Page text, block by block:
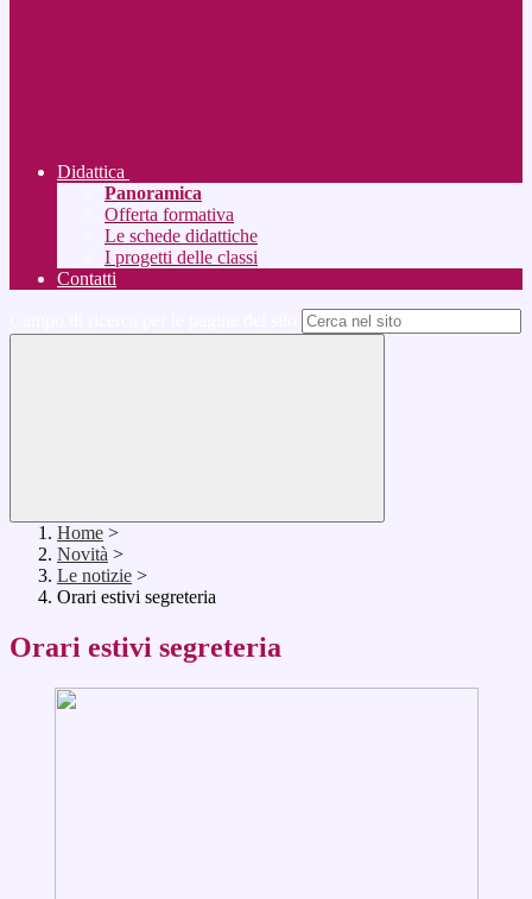
Didattica
Panoramica
Offerta formativa
Le schede didattiche
I progetti delle classi
Contatti
Home >
Novità >
Le notizie >
Orari estivi segreteria
Orari estivi segreteria